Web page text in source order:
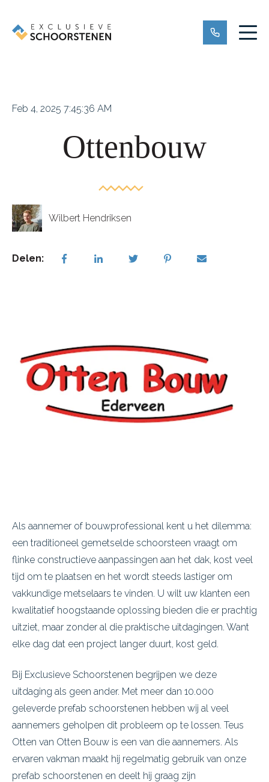
Feb 4, 2025 7:45:36 AM
Ottenbouw
Wilbert Hendriksen
Delen:
Als aannemer of bouwprofessional kent u het dilemma:
een traditioneel gemetselde schoorsteen vraagt om
flinke constructieve aanpassingen aan het dak, kost veel
tijd om te plaatsen en het wordt steeds lastiger om
vakkundige metselaars te vinden. U wilt uw klanten een
kwalitatief hoogstaande oplossing bieden die er prachtig
uitziet, maar zonder al die praktische uitdagingen. Want
elke dag dat een project langer duurt, kost geld.
Bij Exclusieve Schoorstenen begrijpen we deze
uitdaging als geen ander. Met meer dan 10.000
geleverde prefab schoorstenen hebben wij al veel
aannemers geholpen dit probleem op te lossen. Teus
Otten van Otten Bouw is een van die aannemers. Als
ervaren vakman maakt hij regelmatig gebruik van onze
prefab schoorstenen en deelt hij graag zijn